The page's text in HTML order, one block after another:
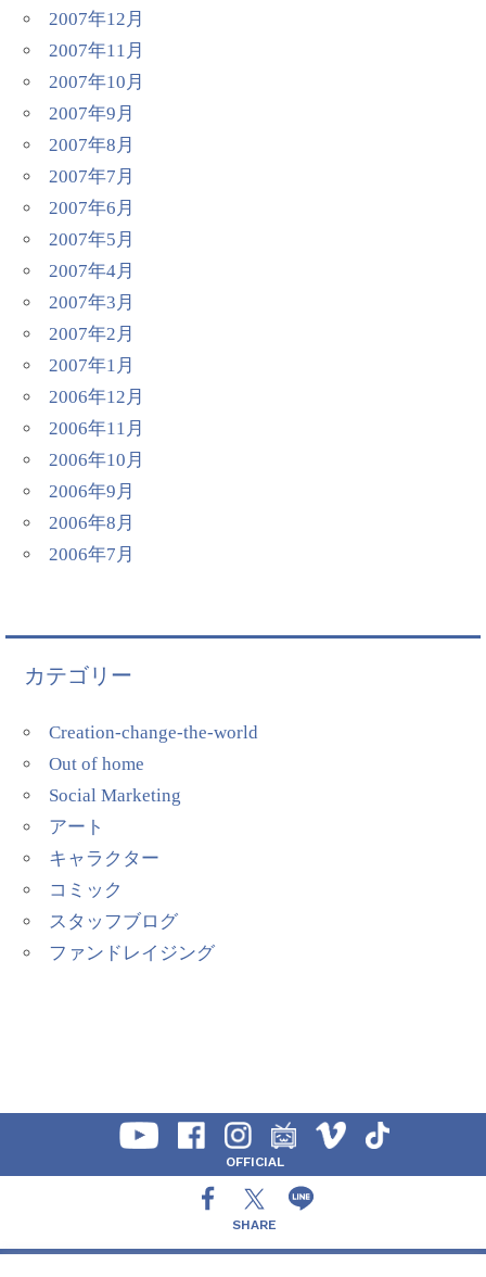
2007年12月
2007年11月
2007年10月
2007年9月
2007年8月
2007年7月
2007年6月
2007年5月
2007年4月
2007年3月
2007年2月
2007年1月
2006年12月
2006年11月
2006年10月
2006年9月
2006年8月
2006年7月
カテゴリー
Creation-change-the-world
Out of home
Social Marketing
アート
キャラクター
コミック
スタッフブログ
ファンドレイジング
OFFICIAL
SHARE